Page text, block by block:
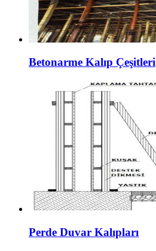
Betonarme Kalıp Çeşitleri
Perde Duvar Kalıpları